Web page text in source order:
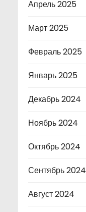
Апрель 2025
Март 2025
Февраль 2025
Январь 2025
Декабрь 2024
Ноябрь 2024
Октябрь 2024
Сентябрь 2024
Август 2024